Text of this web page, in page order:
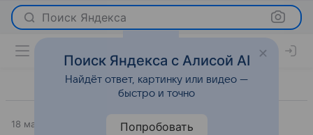
Поиск Яндекса
18 мая 2019 Путешествия
Поиск Яндекса с Алисой AI
Найдёт ответ, картинку или видео —
быстро и точно
Попробовать